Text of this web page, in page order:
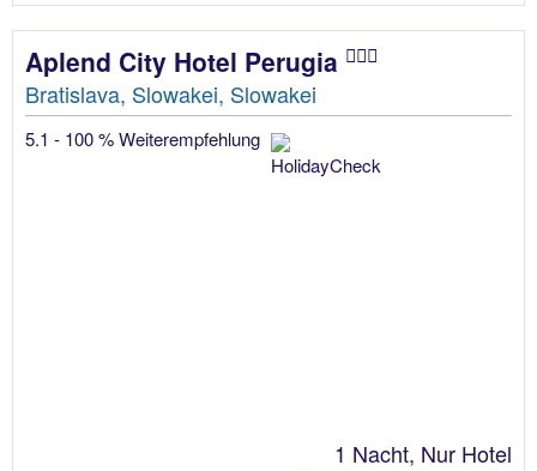
Aplend City Hotel Perugia
Bratislava, Slowakei, Slowakei
5.1 - 100 % Weiterempfehlung
1 Nacht, Nur Hotel